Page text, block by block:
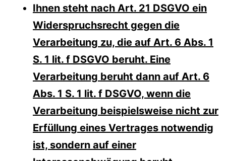
Ihnen steht nach Art. 21 DSGVO ein
Widerspruchsrecht gegen die
Verarbeitung zu, die auf Art. 6 Abs. 1
S. 1 lit. f DSGVO beruht. Eine
Verarbeitung beruht dann auf Art. 6
Abs. 1 S. 1 lit. f DSGVO, wenn die
Verarbeitung beispielsweise nicht zur
Erfüllung eines Vertrages notwendig
ist, sondern auf einer